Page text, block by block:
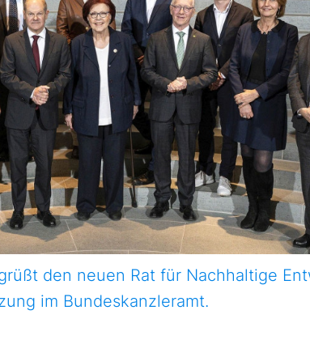
den neuen Rat für Nachhaltige
im Bundeskanzleramt.